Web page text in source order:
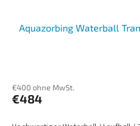
Aquazorbing Waterball
€400 ohne MwSt.
€484